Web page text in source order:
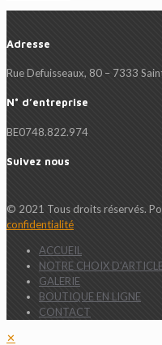
Adresse
Rue Defuisseaux, 80 – 7333
N° d’entreprise
BE0748.822.974
Suivez nous
© 2021 Tous droits réservés.
confidentialité
ACCUEIL
NOTRE CHOIX
GALERIE
BOUTIQUE EN LIGNE
CONTACT
✕